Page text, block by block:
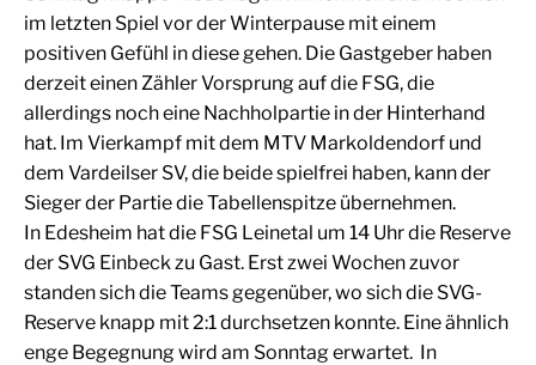
im letzten Spiel vor der Winterpause mit einem
positiven Gefühl in diese gehen. Die Gastgeber haben
derzeit einen Zähler Vorsprung auf die FSG, die
allerdings noch eine Nachholpartie in der Hinterhand
hat. Im Vierkampf mit dem MTV Markoldendorf und
dem Vardeilser SV, die beide spielfrei haben, kann der
Sieger der Partie die Tabellenspitze übernehmen.
In Edesheim hat die FSG Leinetal um 14 Uhr die Reserve
der SVG Einbeck zu Gast. Erst zwei Wochen zuvor
standen sich die Teams gegenüber, wo sich die SVG-
Reserve knapp mit 2:1 durchsetzen konnte. Eine ähnlich
enge Begegnung wird am Sonntag erwartet. In